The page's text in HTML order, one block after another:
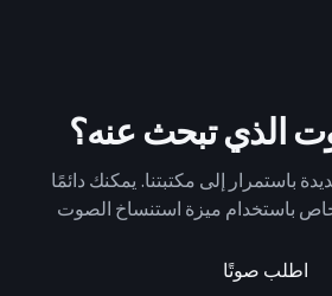
الذي تبحث عنه؟
باستمرار إلى مكتبتنا. يمكنك دائمًا
اطلب صوتًا